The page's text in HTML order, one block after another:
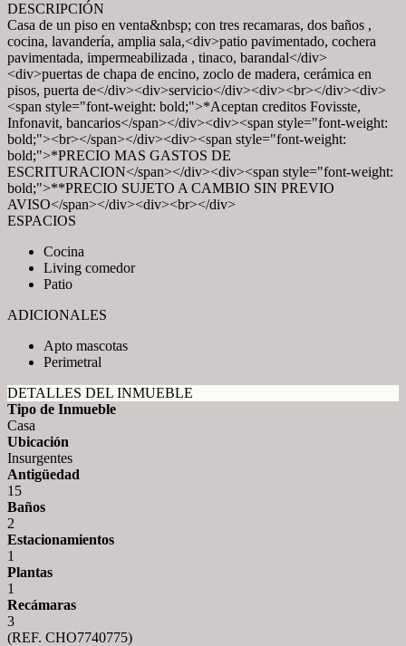
DESCRIPCIÓN
Casa de un piso en venta&nbsp; con tres recamaras, dos baños ,
cocina, lavandería, amplia sala,<div>patio pavimentado, cochera
pavimentada, impermeabilizada , tinaco, barandal</div>
<div>puertas de chapa de encino, zoclo de madera, cerámica en
pisos, puerta de</div><div>servicio</div><div><br></div><div>
<span style="font-weight: bold;">*Aceptan creditos Fovisste,
Infonavit, bancarios</span></div><div><span style="font-weight:
bold;"><br></span></div><div><span style="font-weight:
bold;">*PRECIO MAS GASTOS DE
ESCRITURACION</span></div><div><span style="font-weight:
bold;">**PRECIO SUJETO A CAMBIO SIN PREVIO
AVISO</span></div><div><br></div>
ESPACIOS
Cocina
Living comedor
Patio
ADICIONALES
Apto mascotas
Perimetral
DETALLES DEL INMUEBLE
Tipo de Inmueble
Casa
Ubicación
Insurgentes
Antigüedad
15
Baños
2
Estacionamientos
1
Plantas
1
Recámaras
3
(REF. CHO7740775)